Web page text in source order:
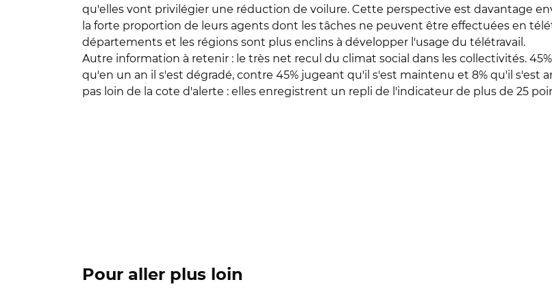
qu'elles vont privilégier une réduction de voilure. Cette perspective est davantage
la forte proportion de leurs agents dont les tâches ne peuvent être effectuées en
départements et les régions sont plus enclins à développer l'usage du télétravail.
Autre information à retenir : le très net recul du climat social dans les collectivités.
qu'en un an il s'est dégradé, contre 45% jugeant qu'il s'est maintenu et 8% qu'il s'est
pas loin de la cote d'alerte : elles enregistrent un repli de l'indicateur de plus de 25
Pour aller plus loin